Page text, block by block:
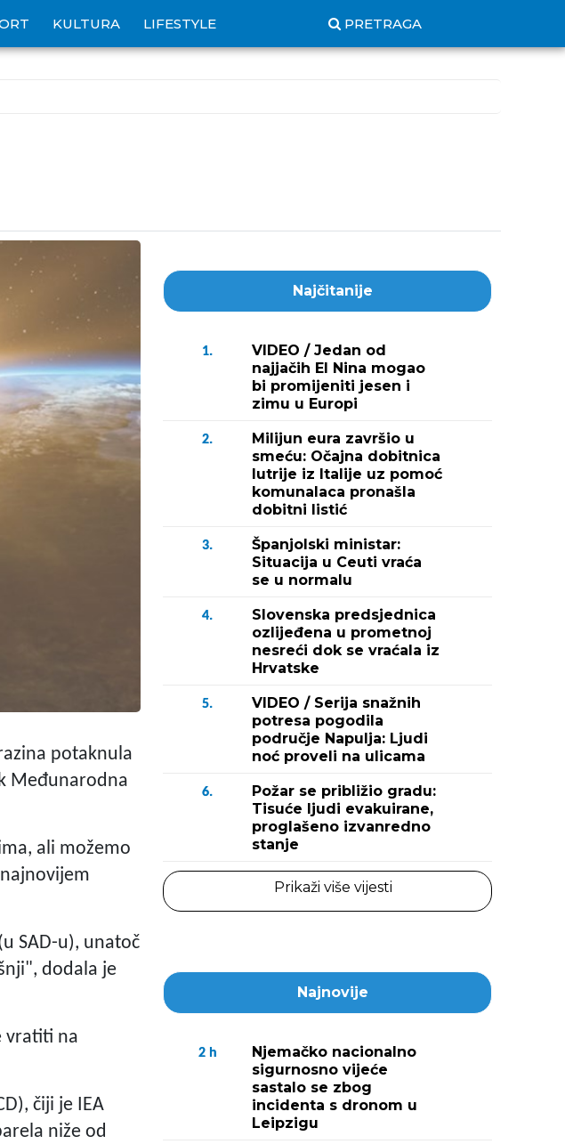
KULTURA LIFESTYLE PRETRAGA
potaknula
Međunarodna
ali možemo
SAD-u), unatoč
dodala je
vratiti na
čiji je IEA
niže od
Najčitanije
1.
VIDEO / Jedan od
najjačih El Nina mogao
bi promijeniti jesen i
zimu u Europi
2.
Milijun eura završio u
smeću: Očajna dobitnica
lutrije iz Italije uz pomoć
komunalaca pronašla
dobitni listić
3.
Španjolski ministar:
Situacija u Ceuti vraća
se u normalu
4.
Slovenska predsjednica
ozlijeđena u prometnoj
nesreći dok se vraćala iz
Hrvatske
5.
VIDEO / Serija snažnih
potresa pogodila
područje Napulja: Ljudi
noć proveli na ulicama
6.
Požar se približio gradu:
Tisuće ljudi evakuirane,
proglašeno izvanredno
stanje
Prikaži više vijesti
Najnovije
2 h
Njemačko nacionalno
sigurnosno vijeće
sastalo se zbog
incidenta s dronom u
Leipzigu